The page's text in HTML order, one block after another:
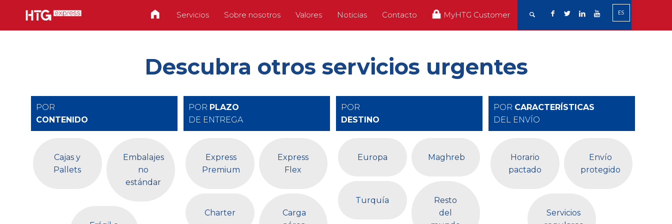
Servicios Sobre nosotros Valores Noticias Contacto MyHTG Customer ES
Descubra otros servicios urgentes
POR
CONTENIDO
Cajas y
Pallets
Embalajes
no
estándar
POR PLAZO
DE ENTREGA
Express
Premium
Express
Flex
Charter
Carga
POR
DESTINO
Europa Maghreb
Turquía
Resto
del
POR CARACTERÍSTICAS
DEL ENVÍO
Horario
pactado
Envío
protegido
Servicios